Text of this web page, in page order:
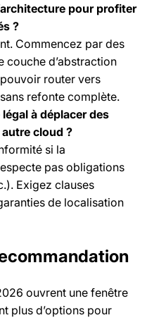
pour profiter
?
Commencez par des
couche d’abstraction
router vers
refonte complète.
à déplacer des
cloud ?
si la
pas obligations
Exigez clauses
de localisation
ouvrent une fenêtre
plus d’options pour